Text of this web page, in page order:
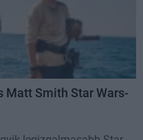
Matt Smith Star Wars-